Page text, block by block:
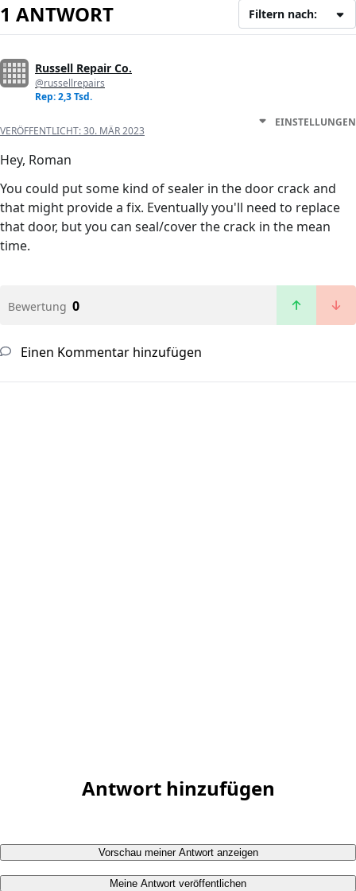
1 ANTWORT Filtern nach:
Russell Repair Co.
@russellrepairs
Rep: 2,3 Tsd.
VERÖFFENTLICHT:30. MÄR 2023
EINSTELLUNGEN
Hey, Roman
You could put some kind of sealer in the door crack and
that might provide a fix. Eventually you'll need to replace
that door, but you can seal/cover the crack in the mean
time.
Bewertung 0
Einen Kommentar hinzufügen
Antwort hinzufügen
Vorschau meiner Antwort anzeigen
Meine Antwort veröffentlichen